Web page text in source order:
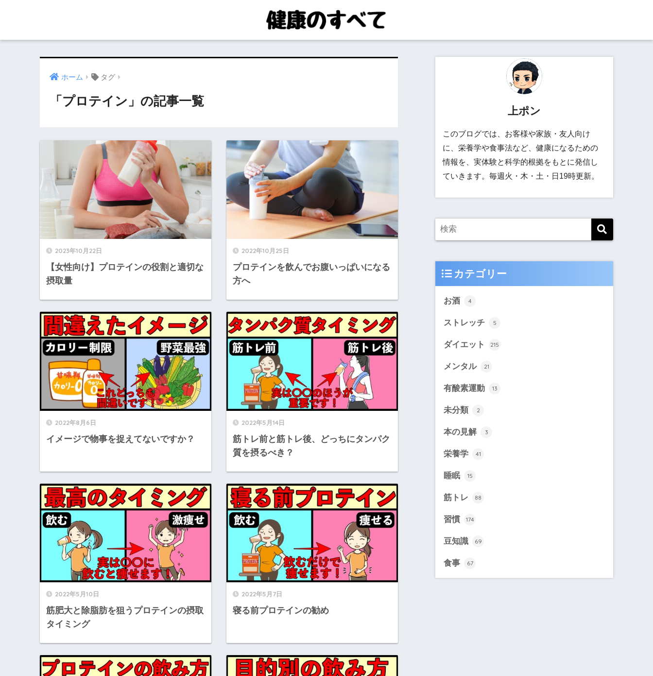
ホーム タグ
「プロテイン」の記事一覧
2023年10月22日
【女性向け】プロテインの役割と適切な
摂取量
2022年10月25日
プロテインを飲んでお腹いっぱいになる
方へ
2022年8月6日
イメージで物事を捉えてないですか？
2022年5月14日
筋トレ前と筋トレ後、どっちにタンパク
質を摂るべき？
2022年5月10日
筋肥大と除脂肪を狙うプロテインの摂取
タイミング
2022年5月7日
寝る前プロテインの勧め
上ポン
このブログでは、お客様や家族・友人向け
に、栄養学や食事法など、健康になるための
情報を、実体験と科学的根拠をもとに発信し
ていきます。毎週火・木・土・日19時更新。
カテゴリー
お酒 4
ストレッチ 5
ダイエット 215
メンタル 21
有酸素運動 13
未分類 2
本の見解 3
栄養学 41
睡眠 15
筋トレ 88
習慣 174
豆知識 69
食事 67